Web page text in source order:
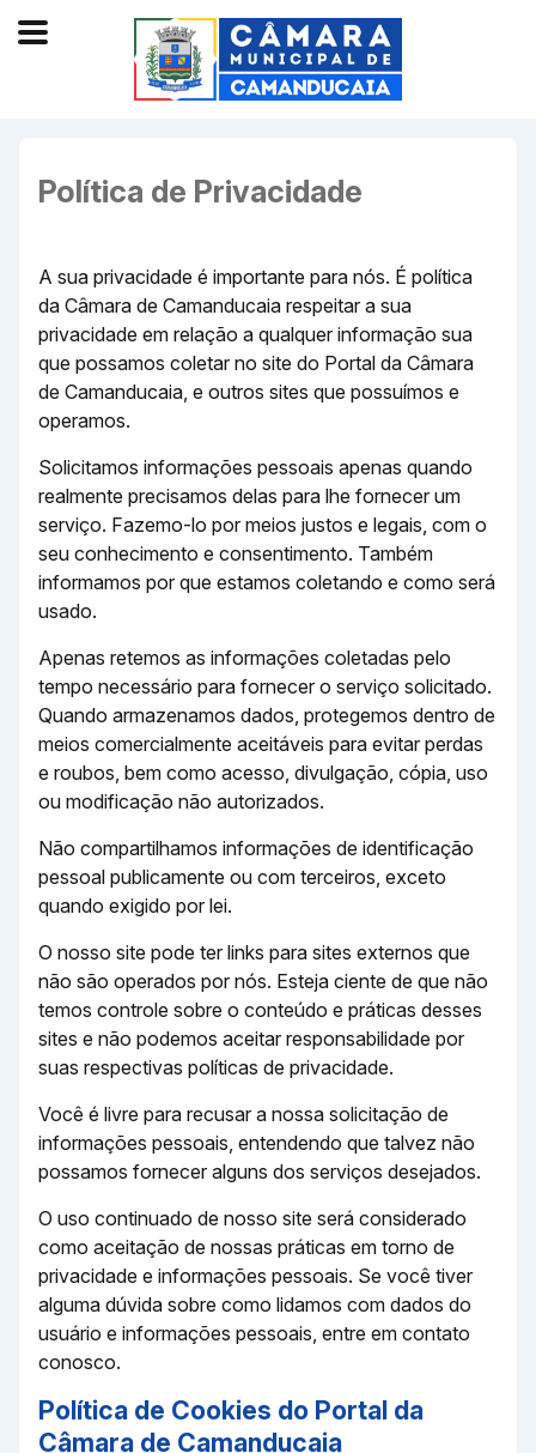
Política de Privacidade
A sua privacidade é importante para nós. É política
da Câmara de Camanducaia respeitar a sua
privacidade em relação a qualquer informação sua
que possamos coletar no site do Portal da Câmara
de Camanducaia, e outros sites que possuímos e
operamos.
Solicitamos informações pessoais apenas quando
realmente precisamos delas para lhe fornecer um
serviço. Fazemo-lo por meios justos e legais, com o
seu conhecimento e consentimento. Também
informamos por que estamos coletando e como será
usado.
Apenas retemos as informações coletadas pelo
tempo necessário para fornecer o serviço solicitado.
Quando armazenamos dados, protegemos dentro de
meios comercialmente aceitáveis ​​para evitar perdas
e roubos, bem como acesso, divulgação, cópia, uso
ou modificação não autorizados.
Não compartilhamos informações de identificação
pessoal publicamente ou com terceiros, exceto
quando exigido por lei.
O nosso site pode ter links para sites externos que
não são operados por nós. Esteja ciente de que não
temos controle sobre o conteúdo e práticas desses
sites e não podemos aceitar responsabilidade por
suas respectivas políticas de privacidade.
Você é livre para recusar a nossa solicitação de
informações pessoais, entendendo que talvez não
possamos fornecer alguns dos serviços desejados.
O uso continuado de nosso site será considerado
como aceitação de nossas práticas em torno de
privacidade e informações pessoais. Se você tiver
alguma dúvida sobre como lidamos com dados do
usuário e informações pessoais, entre em contato
conosco.
Política de Cookies do Portal da
Câmara de Camanducaia